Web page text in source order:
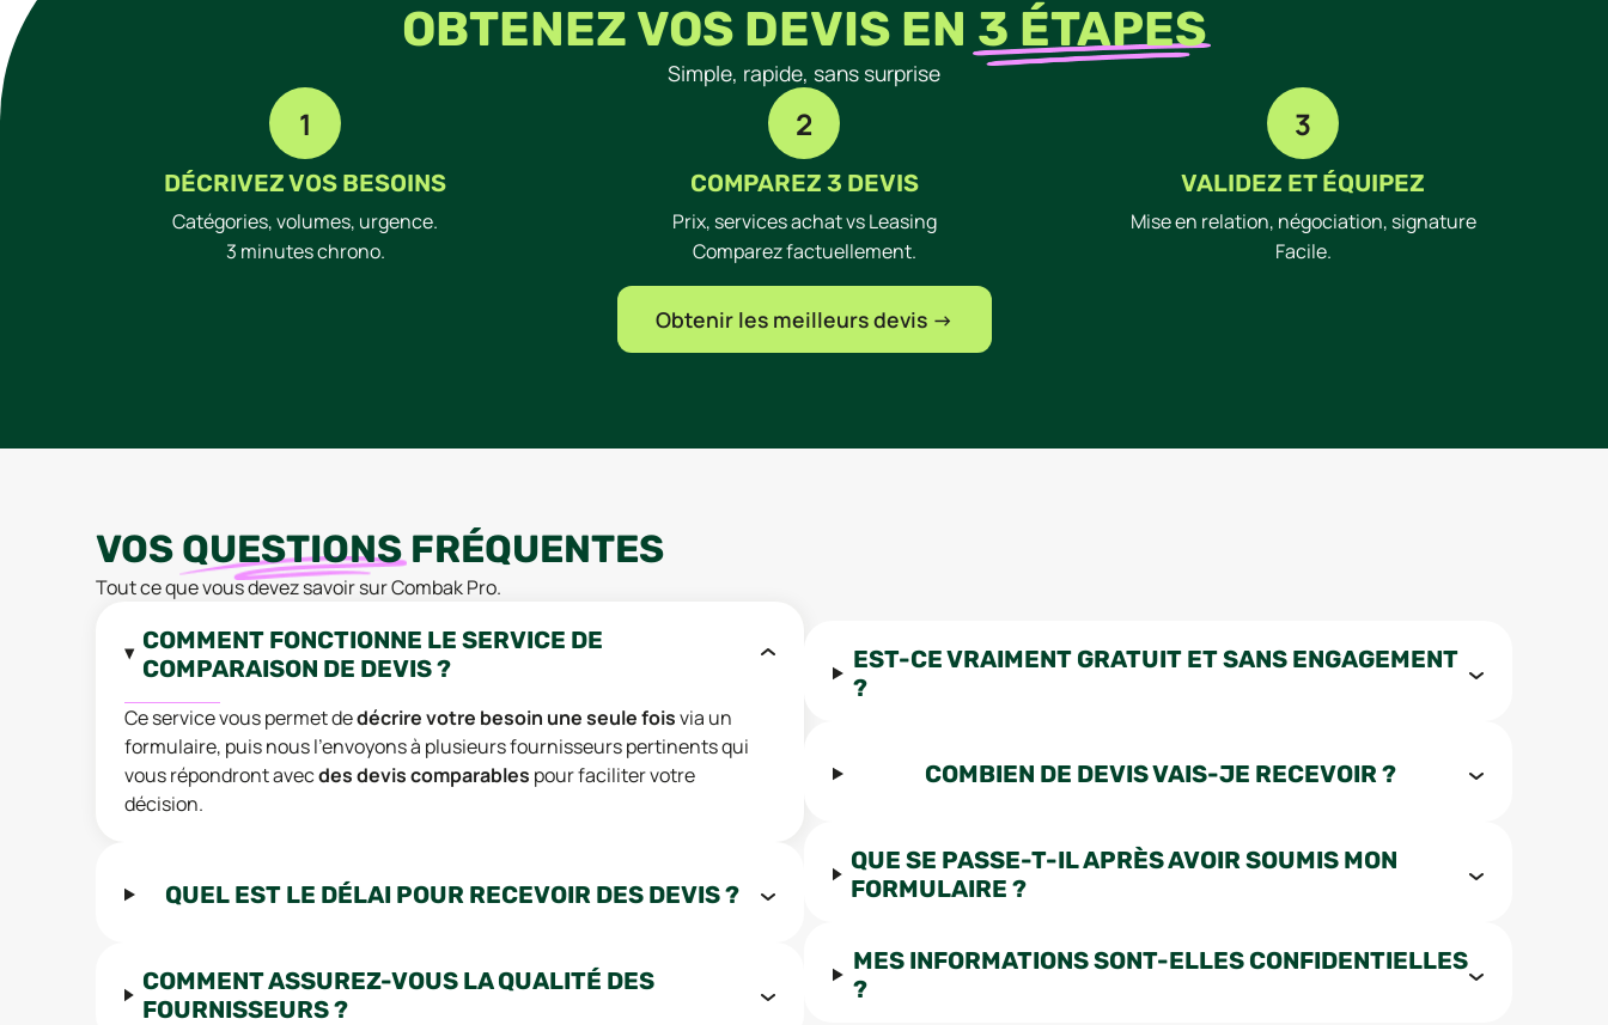
OBTENEZ VOS DEVIS EN 3 ÉTAPES
Simple, rapide, sans surprise
1
DÉCRIVEZ VOS BESOINS
Catégories, volumes, urgence.
3 minutes chrono.
2
COMPAREZ 3 DEVIS
Prix, services achat vs Leasing
Comparez factuellement.
3
VALIDEZ ET ÉQUIPEZ
Mise en relation, négociation, signature
Facile.
Obtenir les meilleurs devis →
VOS QUESTIONSFRÉQUENTES
Tout ce que vous devez savoir sur Combak Pro.
COMMENT FONCTIONNE LE SERVICE DE
COMPARAISON DE DEVIS ?
Ce service vous permet dedécrire votre besoin une seule foisvia un
formulaire, puis nous l'envoyons à plusieurs fournisseurs pertinents qui
vous répondront avecdes devis comparables pour faciliter votre
décision.
QUEL EST LE DÉLAI POUR RECEVOIR DES DEVIS ?
COMMENT ASSUREZ-VOUS LA QUALITÉ DES
FOURNISSEURS ?
EST-CE VRAIMENT GRATUIT ET SANS ENGAGEMENT
?
COMBIEN DE DEVIS VAIS-JE RECEVOIR ?
QUE SE PASSE-T-IL APRÈS AVOIR SOUMIS MON
FORMULAIRE ?
MES INFORMATIONS SONT-ELLES CONFIDENTIELLES
?